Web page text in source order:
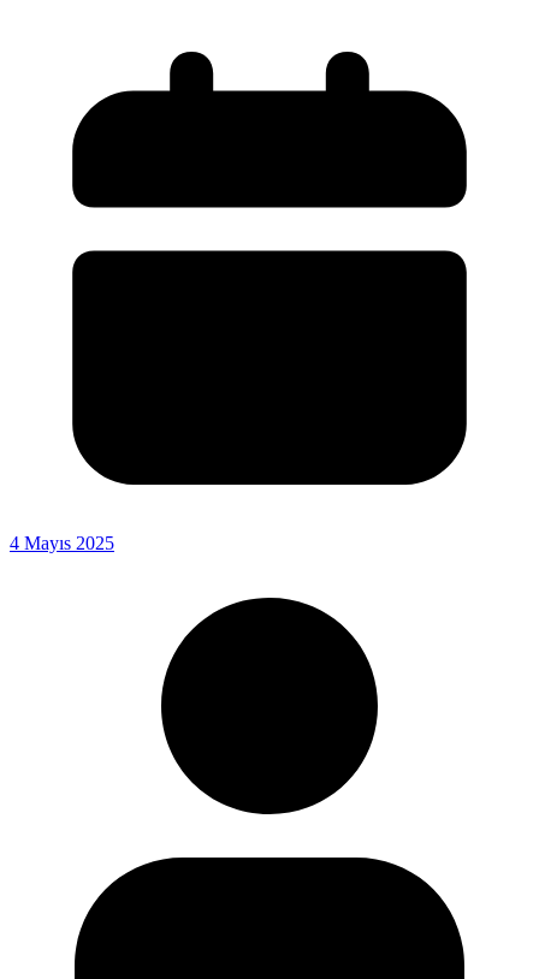
4 Mayıs 2025